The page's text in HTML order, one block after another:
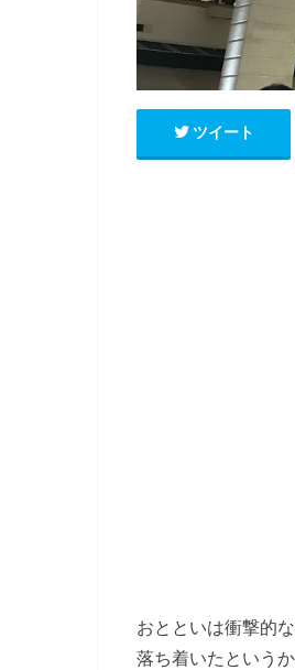
ツイート
おとといは衝撃的
落ち着いたという